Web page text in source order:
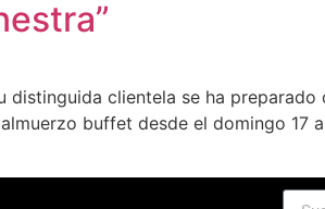
clientela se ha
buffet desde el domingo 17